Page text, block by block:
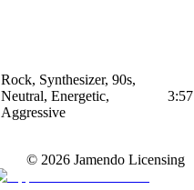
Rock, Synthesizer, 90s,
Neutral, Energetic,
Aggressive
3:57
© 2026 Jamendo Licensing